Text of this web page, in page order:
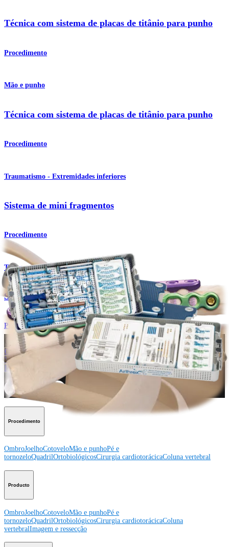
Técnica com sistema de placas de titânio para punho
Procedimento
Mão e punho
Técnica com sistema de placas de titânio para punho
Procedimento
Traumatismo - Extremidades inferiores
Sistema de mini fragmentos
Procedimento
Traumatismo - Extremidades superiores
Sistema de placas de titânio para punho
Produto
Como podemos ajudar?
Contacte um representante
Veja eventos, laboratórios e oportunidades educacionais
Inscreva-se para receber: O que há de novo na Arthrex?
Conecte-se conosco
Procedimento
OmbroJoelhoCotoveloMão e punhoPé e
tornozeloQuadrilOrtobiológicosCirurgia cardiotorácicaColuna vertebral
Producto
OmbroJoelhoCotoveloMão e punhoPé e
tornozeloQuadrilOrtobiológicosCirurgia cardiotorácicaColuna
vertebralImagem e ressecção